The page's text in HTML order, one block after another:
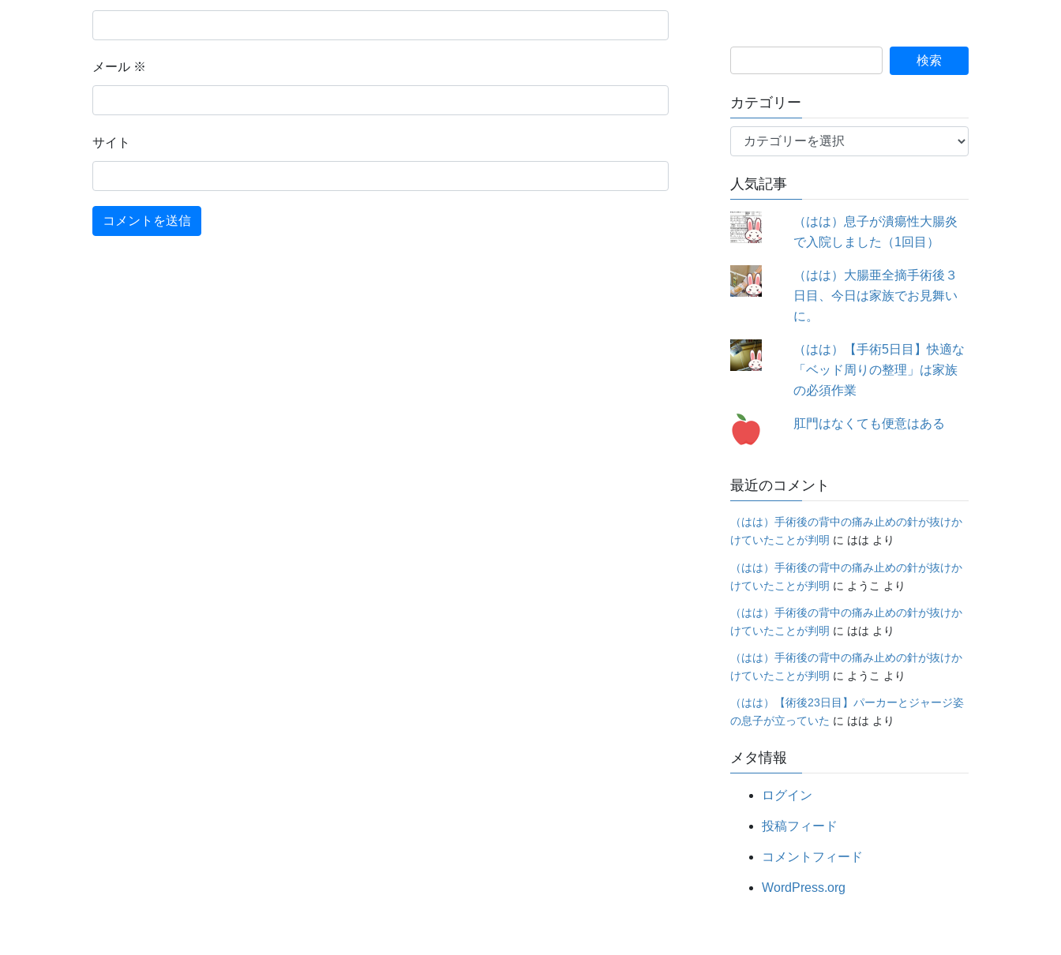
メール ※
サイト
カテゴリー
テ
リ
ー
人気記事
（はは）息子が潰瘍性大腸炎
で入院しました（1回目）
（はは）大腸亜全摘手術後３
日目、今日は家族でお見舞い
に。
（はは）【手術5日目】快適な
「ベッド周りの整理」は家族
の必須作業
肛門はなくても便意はある
最近のコメント
（はは）手術後の背中の痛み止めの針が抜けか
けていたことが判明 に はは より
（はは）手術後の背中の痛み止めの針が抜けか
けていたことが判明 に ようこ より
（はは）手術後の背中の痛み止めの針が抜けか
けていたことが判明 に はは より
（はは）手術後の背中の痛み止めの針が抜けか
けていたことが判明 に ようこ より
（はは）【術後23日目】パーカーとジャージ姿
の息子が立っていた に はは より
メタ情報
ログイン
投稿フィード
コメントフィード
WordPress.org